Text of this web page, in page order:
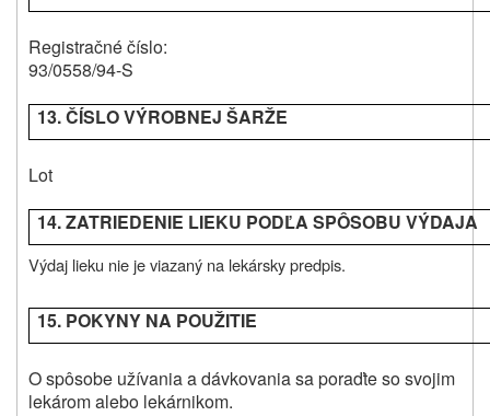
Registračné číslo:
93/0558/94-S
13. ČÍSLO VÝROBNEJ ŠARŽE
Lot
14. ZATRIEDENIE LIEKU PODĽA SPÔSOBU VÝDAJA
Výdaj lieku nie je viazaný na lekársky predpis.
15. POKYNY NA POUŽITIE
O spôsobe užívania a dávkovania sa poraďte so svojim
lekárom alebo lekárnikom.